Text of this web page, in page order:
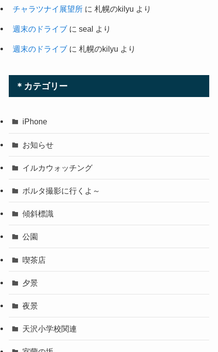
チャラツナイ展望所に 札幌のkilyu より
週末のドライブに seal より
週末のドライブに 札幌のkilyu より
＊カテゴリー
iPhone
お知らせ
イルカウォッチング
ボルタ撮影に行くよ～
傾斜標識
公園
喫茶店
夕景
夜景
天沢小学校関連